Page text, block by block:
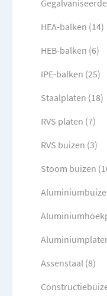
HEA-balken (14)
HEB-balken (6)
IPE-balken (25)
Staalplaten (18)
RVS platen (7)
RVS buizen (3)
Stoom buizen
Assenstaal (8)